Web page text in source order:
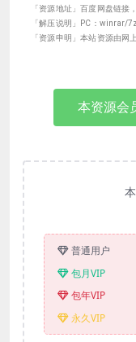
「资源地址」百度网盘链接
「解压说明」PC：winrar/
「资源申明」本站资源由
本资源会
普通用户
包月VIP
包年VIP
永久VIP